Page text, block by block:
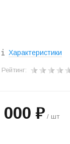
Характеристики
Рейтинг:
000 ₽ / шт